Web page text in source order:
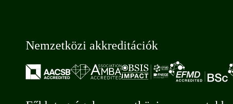
Nemzetközi akkreditációk